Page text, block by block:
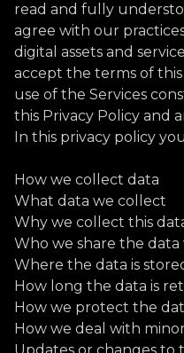
read and fully
agree with our
digital assets and
accept the terms of
use of the Services
this Privacy Policy and
In this privacy policy
How we collect data
What data we collect
Why we collect this
Who we share the data
Where the data is
How long the data is
How we protect the
How we deal with